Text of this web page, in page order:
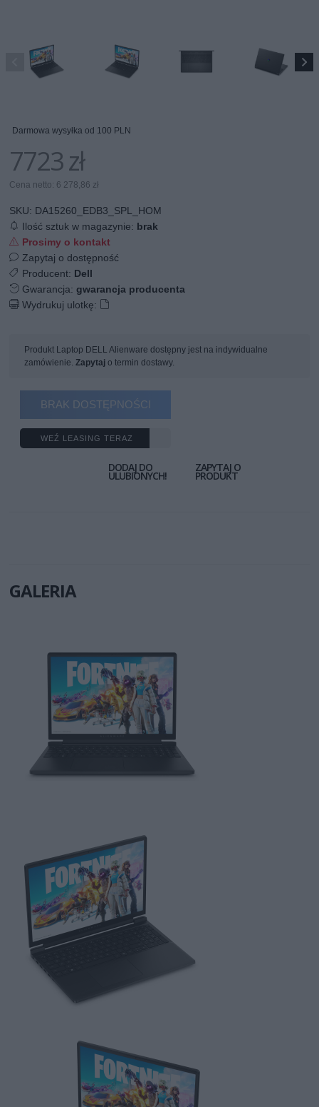
Darmowa wysyłka od 100 PLN
7723 zł
Cena netto: 6 278,86 zł
SKU: DA15260_EDB3_SPL_HOM
Ilość sztuk w magazynie: brak
Prosimy o kontakt
Zapytaj o dostępność
Producent: Dell
Gwarancja:gwarancja producenta
Wydrukuj ulotkę:
Produkt Laptop DELL Alienware dostępny jest na indywidualne
zamówienie.Zapytaj o termin dostawy.
BRAK DOSTĘPNOŚCI
WEŹ LEASING TERAZ
DODAJ DO
ULUBIONYCH!
ZAPYTAJ O
PRODUKT
GALERIA